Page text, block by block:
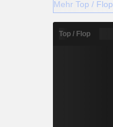
Mehr Top / Flop
Top / Flop